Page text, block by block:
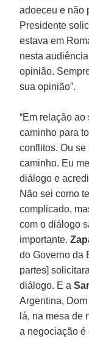
adoeceu e não
Presidente
estava em
nesta
opinião.
sua opinião”.
“Em relação
caminho para
conflitos. Ou
caminho. Eu
diálogo e
Não sei como
complicado,
com o diálogo
importante.
do Governo da
partes]
diálogo. E a
Argentina,
lá, na mesa de
a negociação é